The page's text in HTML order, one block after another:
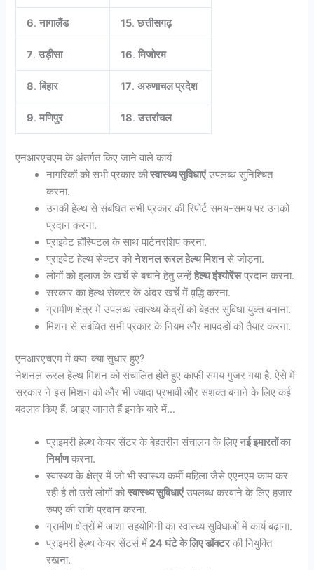
6.नागालैंड 15.छत्तीसगढ़
7.उड़ीसा 16.मिजोरम
8.बिहार 17.अरुणाचल प्रदेश
9.मणिपुर 18.उत्तरांचल
एनआरएचएम के अंतर्गत किए जाने वाले कार्य
नागरिकों को सभी प्रकार कीस्वास्थ्य सुविधाएंउपलब्ध सुनिश्चित
करना.
उनकी हेल्थ से संबंधित सभी प्रकार की रिपोर्ट समय-समय पर उनको
प्रदान करना.
प्राइवेट हॉस्पिटल के साथ पार्टनरशिप करना.
प्राइवेट हेल्थ सेक्टर कोनेशनल रूरल हेल्थ मिशनसे जोड़ना.
लोगों को इलाज के खर्चे से बचाने हेतु उन्हेंहेल्थ इंश्योरेंसप्रदान करना.
सरकार का हेल्थ सेक्टर के अंदर खर्चे में वृद्धि करना.
ग्रामीण क्षेत्र में उपलब्ध स्वास्थ्य केंद्रों को बेहतर सुविधा युक्त बनाना.
मिशन से संबंधित सभी प्रकार के नियम और मापदंडों को तैयार करना.
एनआरएचएम में क्या-क्या सुधार हुए?
नेशनल रूरल हेल्थ मिशन को संचालित होते हुए काफी समय गुजर गया है. ऐसे में
सरकार ने इस मिशन को और भी ज्यादा प्रभावी और सशक्त बनाने के लिए कई
बदलाव किए हैं. आइए जानते हैं इनके बारे में…
प्राइमरी हेल्थ केयर सेंटर के बेहतरीन संचालन के लिएनई इमारतों का
निर्माणकरना.
स्वास्थ्य के क्षेत्र में जो भी स्वास्थ्य कर्मी महिला जैसे एएनएम काम कर
रही है तो उसे लोगों कोस्वास्थ्य सुविधाएंउपलब्ध करवाने के लिए हजार
रुपए की राशि प्रदान करना.
ग्रामीण क्षेत्रों में आशा सहयोगिनी का स्वास्थ्य सुविधाओं में कार्य बढ़ाना.
प्राइमरी हेल्थ केयर सेंटर्स में 24 घंटे के लिए डॉक्टरकी नियुक्ति
रखना.